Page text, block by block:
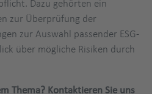
Dazu gehörten ein
zur Überprüfung der
zur Auswahl passender ESG-
über mögliche Risiken durch
Thema? Kontaktieren Sie uns